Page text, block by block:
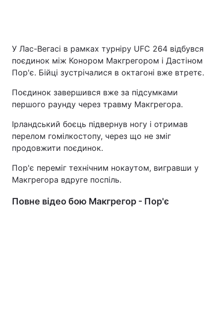
У Лас-Вегасі в рамках турніру UFC 264 відбувся
поєдинок між Конором Макгрегором і Дастіном
Пор'є. Бійці зустрічалися в октагоні вже втретє.
Поєдинок завершився вже за підсумками
першого раунду через травму Макгрегора.
Ірландський боєць підвернув ногу і отримав
перелом гомілкостопу, через що не зміг
продовжити поєдинок.
Пор'є переміг технічним нокаутом, вигравши у
Макгрегора вдруге поспіль.
Повне відео бою Макгрегор - Пор'є